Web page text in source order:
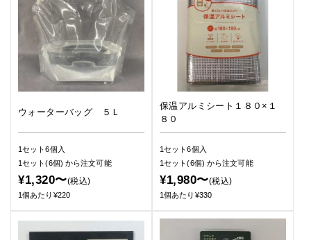
ウォーターバッグ ５Ｌ
1セット6個入
1セット(6個) から注文可能
¥1,320〜(税込)
1個あたり¥220
保温アルミシート１８０×１
８０
1セット6個入
1セット(6個) から注文可能
¥1,980〜(税込)
1個あたり¥330